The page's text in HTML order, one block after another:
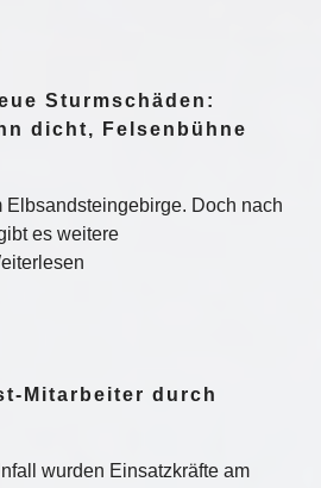
Sturmschäden:
dicht, Felsenbühne
Elbsandsteingebirge. Doch nach
es weitere
Mitarbeiter durch
wurden Einsatzkräfte am